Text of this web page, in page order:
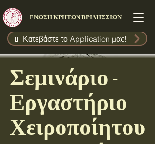
ΕΝΩΣΗ ΚΡΗΤΩΝ ΒΡΙΛΗΣΣΙΩΝ
📱 Κατεβάστε το Application μας!
Σεμινάριο -
Εργαστήριο
Χειροποίητου